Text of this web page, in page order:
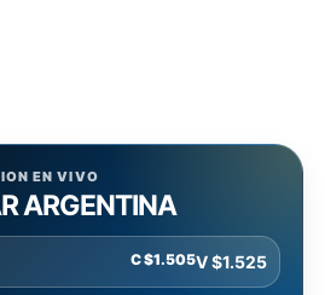
EN VIVO
ARGENTINA
C $1.505V $1.525